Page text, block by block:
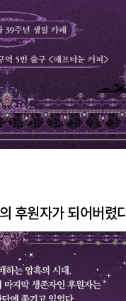
후원자가 되어버렸